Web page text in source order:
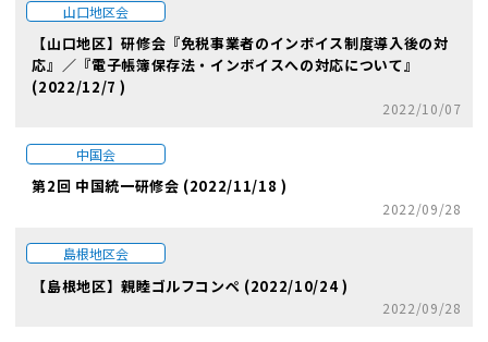
山口地区会
【山口地区】研修会『免税事業者のインボイス制度導入後の対
応』／『電子帳簿保存法・インボイスへの対応について』
(2022/12/7 )
2022/10/07
中国会
第2回 中国統一研修会 (2022/11/18 )
2022/09/28
島根地区会
【島根地区】親睦ゴルフコンペ (2022/10/24 )
2022/09/28